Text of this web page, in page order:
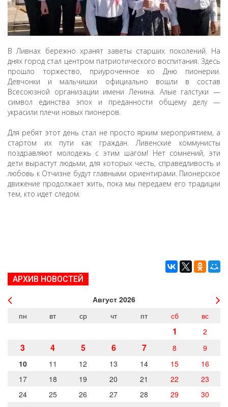
г. Орел, ул. Ковальская, д. 5
8 (4862) 22-33-44
Вход Регистрация
В Ливнах бережно хранят заветы старших поколений. На
днях город стал центром патриотического воспитания. Здесь
прошло торжество, приуроченное ко Дню пионерии.
Девчонки и мальчишки официально вошли в состав
Всесоюзной организации имени Ленина. Алые галстуки —
символ единства эпох и преданности общему делу —
украсили плечи новых пионеров.
Для ребят этот день стал не просто ярким мероприятием, а
стартом их пути как граждан. Ливенские коммунисты
поздравляют молодежь с этим шагом! Нет сомнений, эти
дети вырастут людьми, для которых честь, справедливость и
любовь к Отчизне будут главными ориентирами. Пионерское
движение продолжает жить, пока мы передаем его традиции
тем, кто идет следом.
АРХИВ НОВОСТЕЙ
Август 2026
пн
вт ср чт пт сб вс
1 2
3 4 5 6 7 8
9
10
11 12 13 14 15
16
17
18 19 20 21 22
23
24
25 26 27 28 29
30